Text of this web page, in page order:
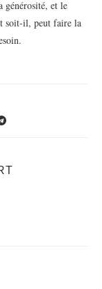
générosité, et le
soit-il, peut faire la